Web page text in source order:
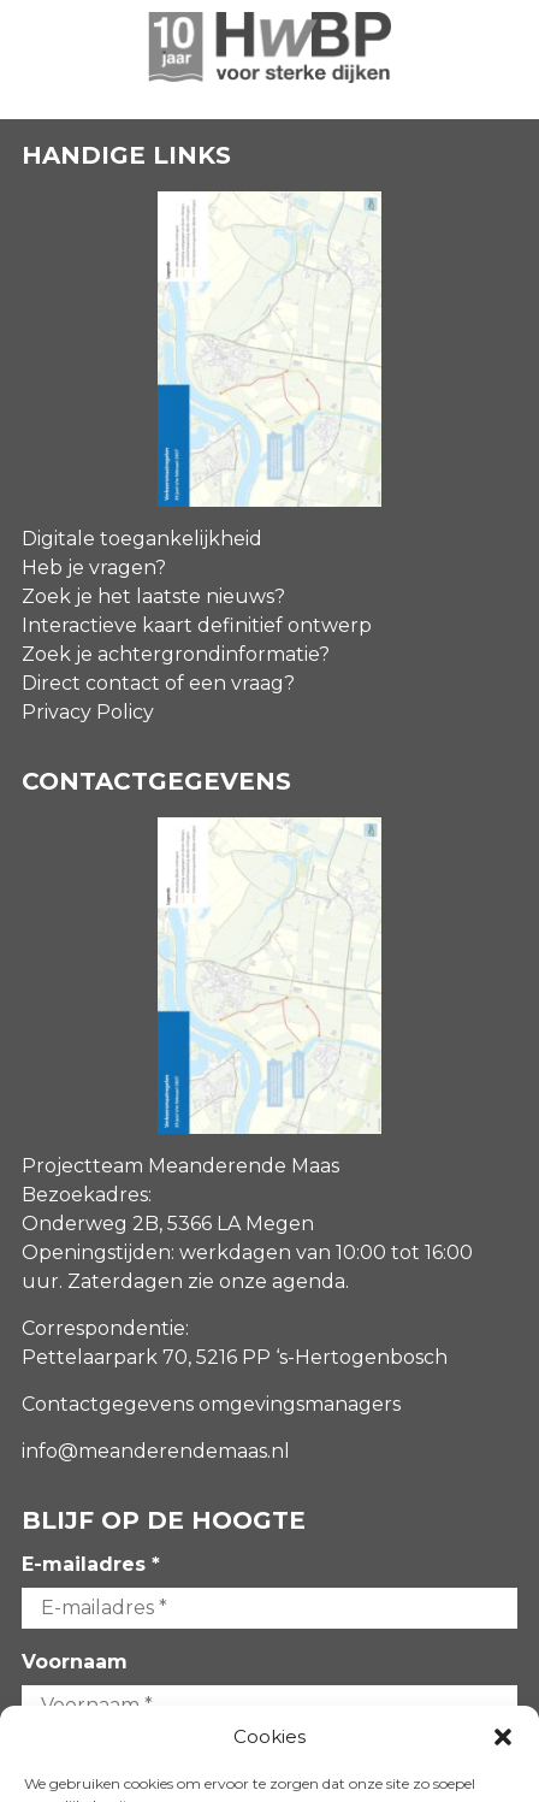
Cookies
We gebruiken cookies om ervoor te zorgen dat onze site zo soepel
HANDIGE LINKS
Digitale toegankelijkheid
Heb je vragen?
Zoek je het laatste nieuws?
Interactieve kaart definitief ontwerp
Zoek je achtergrondinformatie?
Direct contact of een vraag?
Privacy Policy
CONTACTGEGEVENS
Projectteam Meanderende Maas
Bezoekadres:
Onderweg 2B, 5366 LA Megen
Openingstijden: werkdagen van 10:00 tot 16:00
uur. Zaterdagen zie onze agenda.
Correspondentie:
Pettelaarpark 70, 5216 PP ‘s-Hertogenbosch
Contactgegevens omgevingsmanagers
info@meanderendemaas.nl
BLIJF OP DE HOOGTE
E-mailadres *
Voornaam